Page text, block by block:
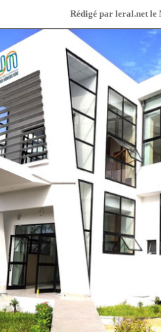
Rédigé par leral.net le